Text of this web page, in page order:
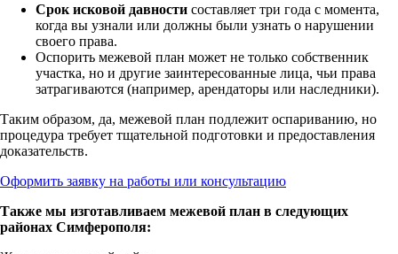
Срок исковой давности составляет три года с момента,
когда вы узнали или должны были узнать о нарушении
своего права.
Оспорить межевой план может не только собственник
участка, но и другие заинтересованные лица, чьи права
затрагиваются (например, арендаторы или наследники).
Таким образом, да, межевой план подлежит оспариванию, но
процедура требует тщательной подготовки и предоставления
доказательств.
Оформить заявку на работы или консультацию
Также мы изготавливаем межевой план в следующих
районах Симферополя: